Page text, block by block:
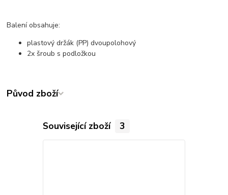
Balení obsahuje:
plastový držák (PP) dvoupolohový
2x šroub s podložkou
Původ zboží
Související zboží 3